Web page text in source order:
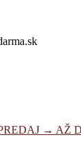
→ AŽ